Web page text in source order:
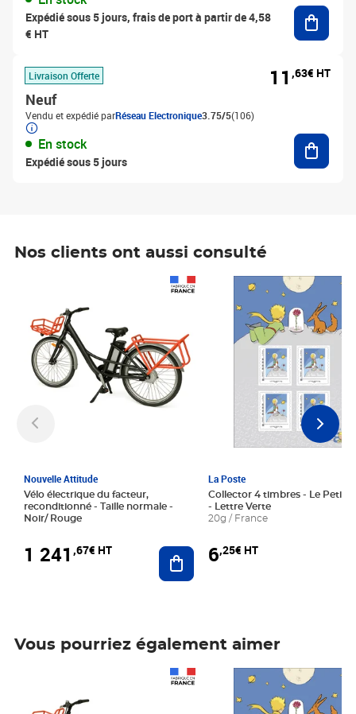
Expédié sous 5 jours, frais de port à partir de 4,58
€ HT
Livraison Offerte
Neuf
Vendu et expédié parRéseau Electronique3.75/5(106)
En stock
Expédié sous 5 jours
11 ,63€ HT
Nos clients ont aussi consulté
Nouvelle Attitude
Vélo électrique du facteur,
reconditionné - Taille normale -
Noir/ Rouge
1 241 ,67€ HT Ajouter au panier
La Poste
Collector 4 timbres - Le Petit
- Lettre Verte
20g / France
6,25€ HT
Prix 6,25€ HT
Vous pourriez également aimer
Prix 6,25€ HT